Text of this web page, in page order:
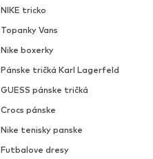
NIKE tricko
Topanky Vans
Nike boxerky
Pánske tričká Karl Lagerfeld
GUESS pánske tričká
Crocs pánske
Nike tenisky panske
Futbalove dresy